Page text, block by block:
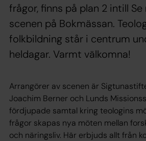
frågor, finns på plan 2 intill
scenen på Bokmässan.
folkbildning står i centrum
heldagar. Varmt välkomna!
Arrangörer av scenen är
Joachim Berner och Lunds
fördjupade samtal kring teologins
frågor skapas nya möten mellan
och näringsliv. Här erbjuds allt från